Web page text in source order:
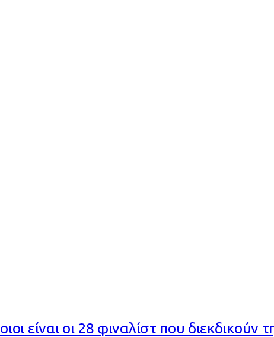
είναι οι 28 φιναλίστ που